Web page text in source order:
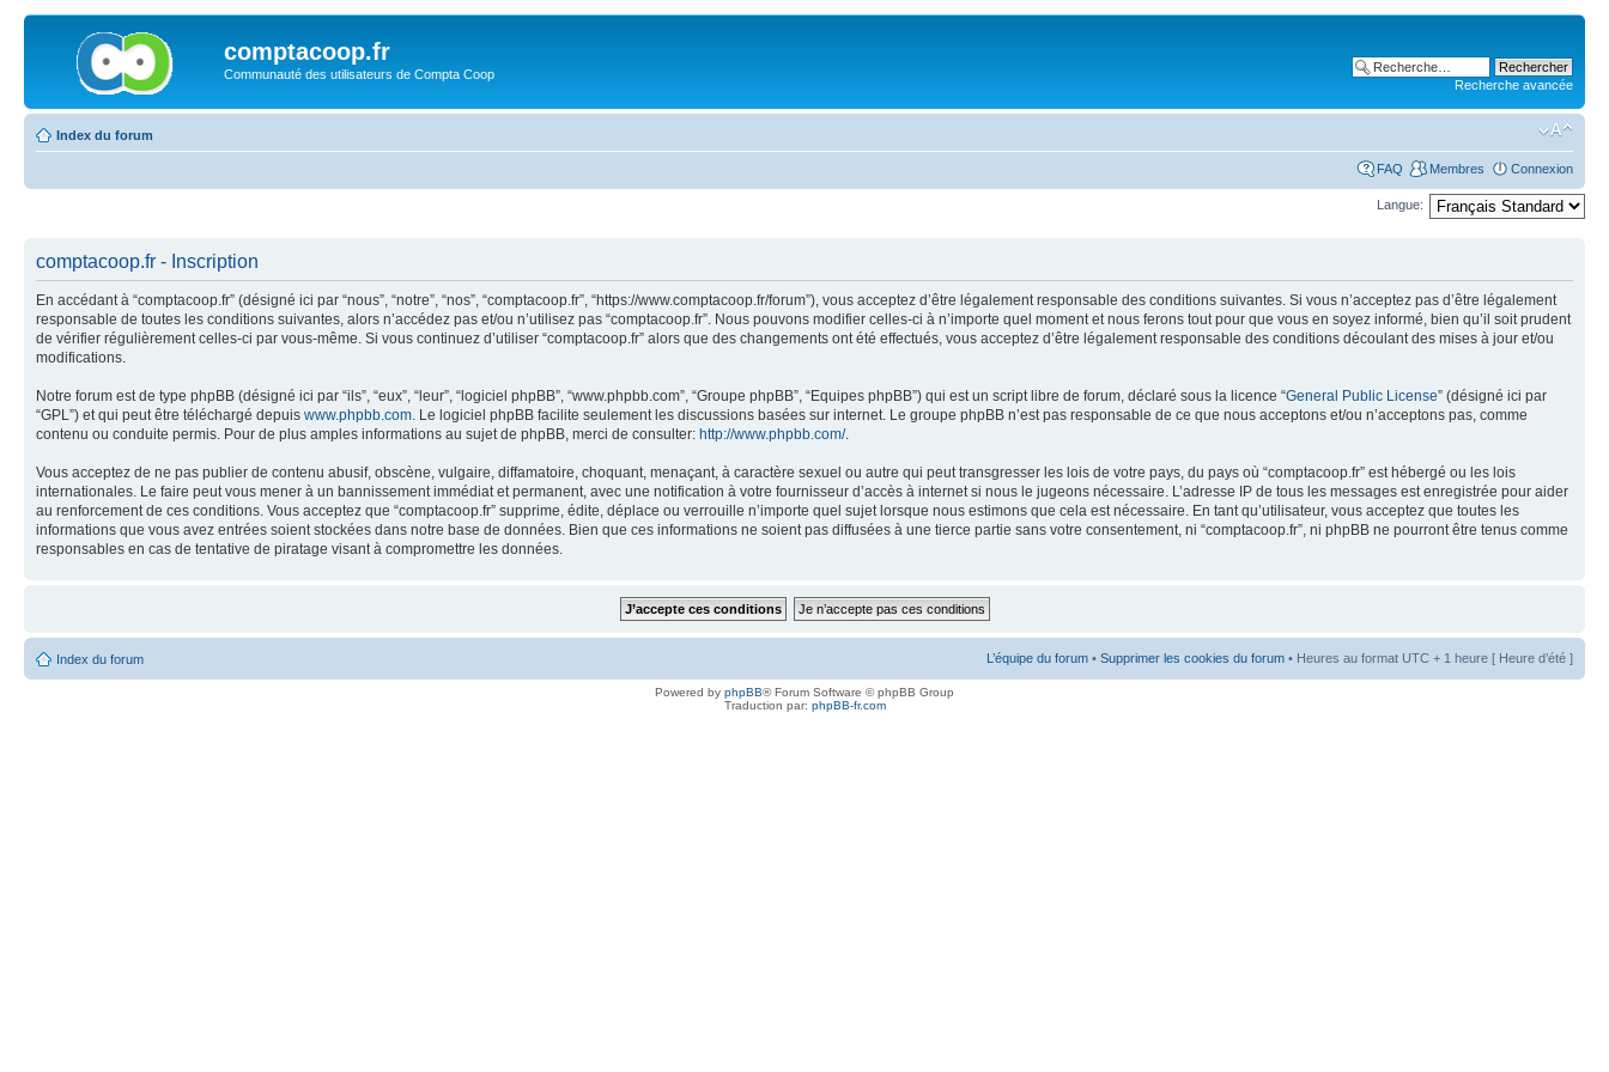
comptacoop.fr
Communauté des utilisateurs de Compta Coop
Recherche avancée
Index du forum
FAQ Membres Connexion
Langue:
comptacoop.fr - Inscription
En accédant à “comptacoop.fr” (désigné ici par “nous”, “notre”, “nos”, “comptacoop.fr”, “https://www.comptacoop.fr/forum”), vous acceptez d’être légalement responsable des conditions suivantes. Si vous n’acceptez pas d’être légalement
responsable de toutes les conditions suivantes, alors n’accédez pas et/ou n’utilisez pas “comptacoop.fr”. Nous pouvons modifier celles-ci à n’importe quel moment et nous ferons tout pour que vous en soyez informé, bien qu’il soit prudent
de vérifier régulièrement celles-ci par vous-même. Si vous continuez d’utiliser “comptacoop.fr” alors que des changements ont été effectués, vous acceptez d’être légalement responsable des conditions découlant des mises à jour et/ou
modifications.
Notre forum est de type phpBB (désigné ici par “ils”, “eux”, “leur”, “logiciel phpBB”, “www.phpbb.com”, “Groupe phpBB”, “Equipes phpBB”) qui est un script libre de forum, déclaré sous la licence “General Public License” (désigné ici par
“GPL”) et qui peut être téléchargé depuis www.phpbb.com. Le logiciel phpBB facilite seulement les discussions basées sur internet. Le groupe phpBB n’est pas responsable de ce que nous acceptons et/ou n’acceptons pas, comme
contenu ou conduite permis. Pour de plus amples informations au sujet de phpBB, merci de consulter: http://www.phpbb.com/.
Vous acceptez de ne pas publier de contenu abusif, obscène, vulgaire, diffamatoire, choquant, menaçant, à caractère sexuel ou autre qui peut transgresser les lois de votre pays, du pays où “comptacoop.fr” est hébergé ou les lois
internationales. Le faire peut vous mener à un bannissement immédiat et permanent, avec une notification à votre fournisseur d’accès à internet si nous le jugeons nécessaire. L’adresse IP de tous les messages est enregistrée pour aider
au renforcement de ces conditions. Vous acceptez que “comptacoop.fr” supprime, édite, déplace ou verrouille n’importe quel sujet lorsque nous estimons que cela est nécessaire. En tant qu’utilisateur, vous acceptez que toutes les
informations que vous avez entrées soient stockées dans notre base de données. Bien que ces informations ne soient pas diffusées à une tierce partie sans votre consentement, ni “comptacoop.fr”, ni phpBB ne pourront être tenus comme
responsables en cas de tentative de piratage visant à compromettre les données.
Index du forum L’équipe du forum • Supprimer les cookies du forum • Heures au format UTC + 1 heure [ Heure d’été ]
Powered by phpBB® Forum Software © phpBB Group
Traduction par: phpBB-fr.com